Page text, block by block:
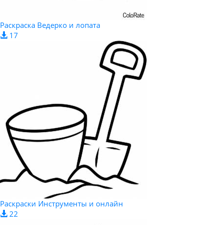
Раскраска Ведерко и лопата
17
Раскраски Инструменты и онлайн
22